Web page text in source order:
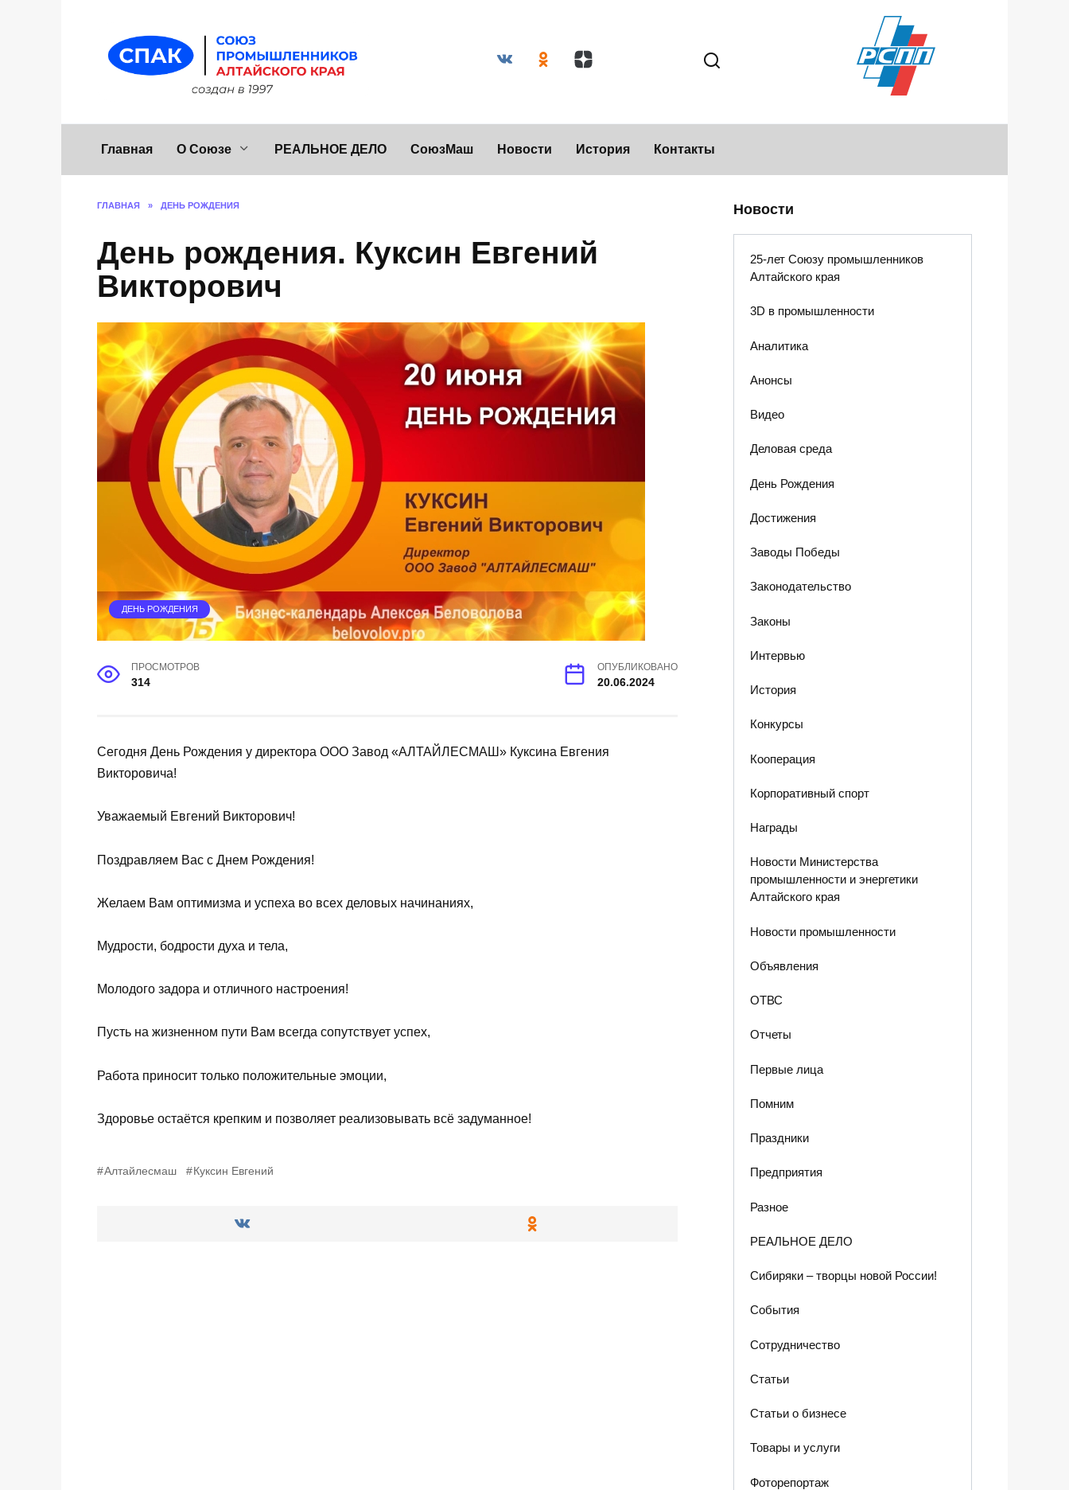
Главная О Союзе РЕАЛЬНОЕ ДЕЛО СоюзМаш Новости История Контакты
ГЛАВНАЯ » ДЕНЬ РОЖДЕНИЯ
День рождения. Куксин Евгений
Викторович
ДЕНЬ РОЖДЕНИЯ
ПРОСМОТРОВ
314
ОПУБЛИКОВАНО
20.06.2024
Сегодня День Рождения у директора ООО Завод «АЛТАЙЛЕСМАШ» Куксина Евгения
Викторовича!
Уважаемый Евгений Викторович!
Поздравляем Вас с Днем Рождения!
Желаем Вам оптимизма и успеха во всех деловых начинаниях,
Мудрости, бодрости духа и тела,
Молодого задора и отличного настроения!
Пусть на жизненном пути Вам всегда сопутствует успех,
Работа приносит только положительные эмоции,
Здоровье остаётся крепким и позволяет реализовывать всё задуманное!
Алтайлесмаш Куксин Евгений
Новости
25-лет Союзу промышленников
Алтайского края
3D в промышленности
Аналитика
Анонсы
Видео
Деловая среда
День Рождения
Достижения
Заводы Победы
Законодательство
Законы
Интервью
История
Конкурсы
Кооперация
Корпоративный спорт
Награды
Новости Министерства
промышленности и энергетики
Алтайского края
Новости промышленности
Объявления
ОТВС
Отчеты
Первые лица
Помним
Праздники
Предприятия
Разное
РЕАЛЬНОЕ ДЕЛО
Сибиряки – творцы новой России!
События
Сотрудничество
Статьи
Статьи о бизнесе
Товары и услуги
Фоторепортаж